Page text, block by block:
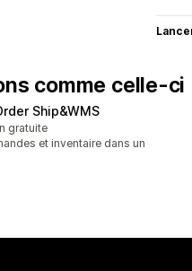
comme celle-ci
Ship&WMS
gratuite
et inventaire dans un